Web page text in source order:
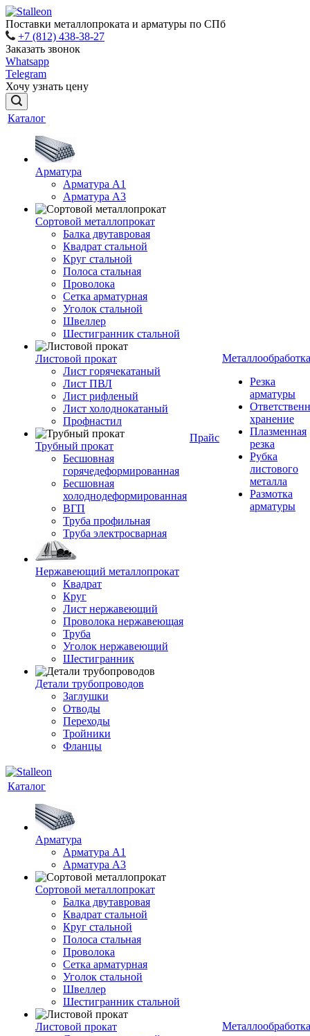
Поставки металлопроката и арматуры по СПб
+7 (812) 438-38-27
Заказать звонок
Whatsapp
Telegram
Хочу узнать цену
Каталог
Арматура
Арматура A1
Арматура А3
Сортовой металлопрокат
Балка двутавровая
Квадрат стальной
Круг стальной
Полоса стальная
Проволока
Сетка арматурная
Уголок стальной
Швеллер
Шестигранник стальной
Листовой прокат
Лист горячекатаный
Лист ПВЛ
Лист рифленый
Лист холоднокатаный
Профнастил
Трубный прокат
Бесшовная
горячедеформированная
Бесшовная
холоднодеформированная
ВГП
Труба профильная
Труба электросварная
Нержавеющий металлопрокат
Квадрат
Круг
Лист нержавеющий
Проволока нержавеющая
Труба
Уголок нержавеющий
Шестигранник
Детали трубопроводов
Заглушки
Отводы
Переходы
Тройники
Фланцы
Прайс
Металлообработка
Резка
арматуры
хранение
Плазменная
резка
Рубка
листового
металла
Размотка
арматуры
Каталог
Арматура
Арматура A1
Арматура А3
Сортовой металлопрокат
Балка двутавровая
Квадрат стальной
Круг стальной
Полоса стальная
Проволока
Сетка арматурная
Уголок стальной
Швеллер
Шестигранник стальной
Листовой прокат
Металлообработка